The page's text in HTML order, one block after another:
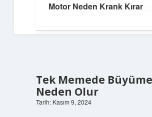
Hakkımızda
Tek Memede Büyüme
Neden Olur
Tarih: Kasım 9, 2024
Motor Neden Krank Kırar